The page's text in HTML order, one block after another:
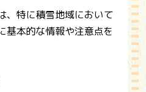
、特に積雪地域において
基本的な情報や注意点を